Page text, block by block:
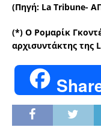
(Πηγή: La Tribune-
(*) Ο Ρομαρίκ
αρχισυντάκτης της